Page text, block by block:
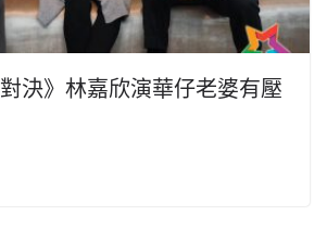
決》林嘉欣演華仔老婆有壓